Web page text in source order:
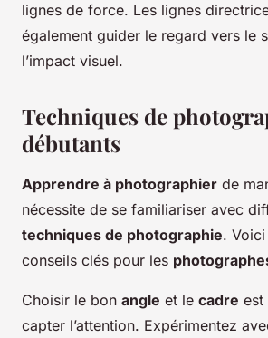
lignes de force. Les lignes
également guider le regard vers le
l’impact visuel.
Techniques de
débutants
Apprendre à photographier de
nécessite de se familiariser avec
techniques de photographie.
conseils clés pour les
Choisir le bon angle et le cadre est
capter l’attention. Expérimentez